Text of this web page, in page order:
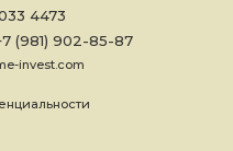
4473
(981) 902-85-87
invest.com